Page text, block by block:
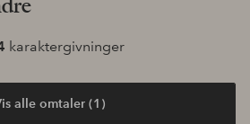
karaktergivninger
alle omtaler (1)